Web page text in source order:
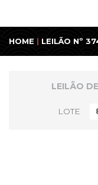
HOME | LEILÃO Nº
LEILÃO
LOTE